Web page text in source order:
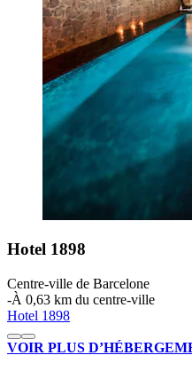
Hotel 1898
Centre-ville de Barcelone
‐À 0,63 km du centre-ville
Hotel 1898
VOIR PLUS